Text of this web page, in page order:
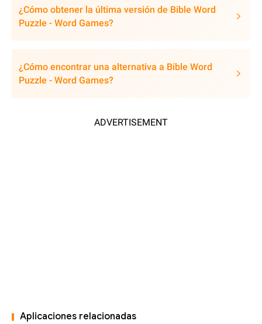
¿Cómo obtener la última versión de Bible Word
Puzzle - Word Games?
¿Cómo encontrar una alternativa a Bible Word
Puzzle - Word Games?
ADVERTISEMENT
Aplicaciones relacionadas